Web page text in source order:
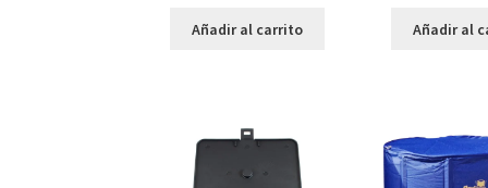
Añadir al carrito Añadir al